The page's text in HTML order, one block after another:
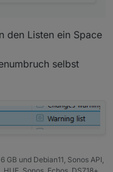
Kontakte, aber
würde, wäre
angesprochener
realisieren wäre.
dann z.B. in einem
welche und wieviele
den Listen ein Space
selbst
und Debian11, Sonos API,